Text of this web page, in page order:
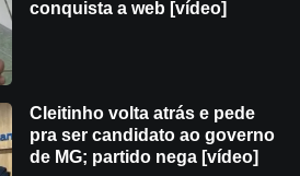
conquista a web [vídeo]
Cleitinho volta atrás e pede
pra ser candidato ao governo
de MG; partido nega [vídeo]